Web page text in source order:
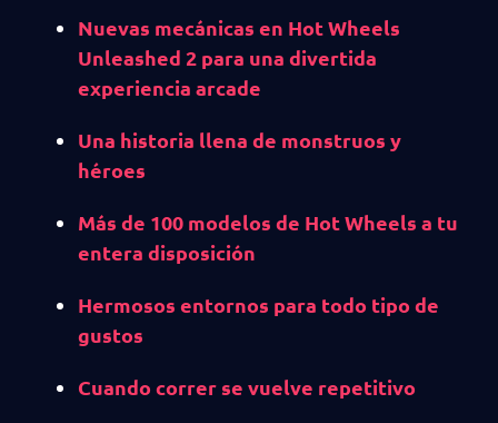
Nuevas mecánicas en Hot Wheels
Unleashed 2 para una divertida
experiencia arcade
Una historia llena de monstruos y
héroes
Más de 100 modelos de Hot Wheels a tu
entera disposición
Hermosos entornos para todo tipo de
gustos
Cuando correr se vuelve repetitivo